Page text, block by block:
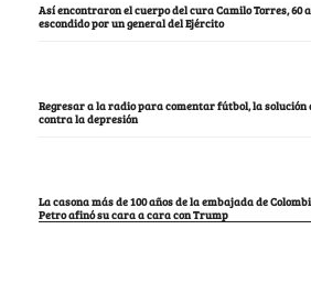
Así encontraron el cuerpo del cura Camilo Torres, 60
escondido por un general del Ejército
Regresar a la radio para comentar fútbol, la
contra la depresión
La casona más de 100 años de la embajada de
Petro afinó su cara a cara con Trump